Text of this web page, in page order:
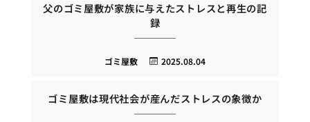
父のゴミ屋敷が家族に与えたストレスと再生の記
録
2025.08.04
ゴミ屋敷
ゴミ屋敷は現代社会が産んだストレスの象徴か